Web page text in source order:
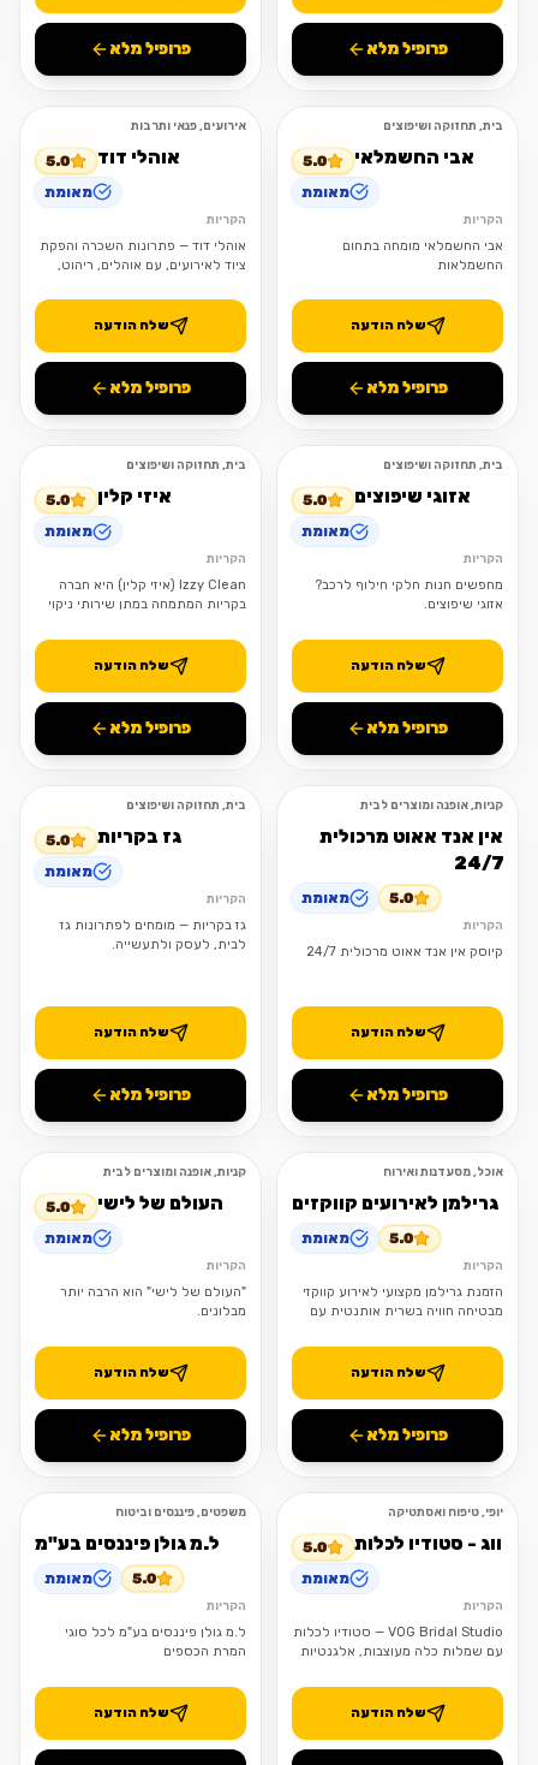
פרופיל מלא פרופיל מלא
בית, תחזוקה ושיפוצים
אבי החשמלאי
5.0
מאומת
הקריות
אבי החשמלאי מומחה בתחום
החשמלאות
שלח הודעה
פרופיל מלא
אירועים, פנאי ותרבות
אוהלי דוד
5.0
מאומת
הקריות
אוהלי דוד — פתרונות השכרה והפקת
ציוד לאירועים, עם אוהלים, ריהוט,
שלח הודעה
פרופיל מלא
בית, תחזוקה ושיפוצים
אזוגי שיפוצים
5.0
מאומת
הקריות
מחפשים חנות חלקי חילוף לרכב?
אזוגי שיפוצים.
שלח הודעה
פרופיל מלא
בית, תחזוקה ושיפוצים
איזי קלין
5.0
מאומת
הקריות
Izzy Clean (איזי קלין) היא חברה
בקריות המתמחה במתן שירותי ניקוי
ספות, מזרונים, שטיחים וריפודי רכב
שלח הודעה
פרופיל מלא
קניות, אופנה ומוצרים לבית
אין אנד אאוט מרכולית
24/7
5.0 מאומת
הקריות
קיוסק אין אנד אאוט מרכולית 24/7
שלח הודעה
פרופיל מלא
בית, תחזוקה ושיפוצים
גז בקריות
5.0
מאומת
הקריות
גז בקריות — מומחים לפתרונות גז
לבית, לעסק ולתעשייה.
שלח הודעה
פרופיל מלא
אוכל, מסעדנות ואירוח
גרילמן לאירועים קווקזים
5.0 מאומת
הקריות
הזמנת גרילמן מקצועי לאירוע קווקזי
מבטיחה חוויה בשרית אותנטית עם
שלח הודעה
פרופיל מלא
קניות, אופנה ומוצרים לבית
העולם של לישי
5.0
מאומת
הקריות
"העולם של לישי" הוא הרבה יותר
מבלונים.
שלח הודעה
פרופיל מלא
יופי, טיפוח ואסתטיקה
ווג - סטודיו לכלות
5.0
מאומת
הקריות
VOG Bridal Studio — סטודיו לכלות
עם שמלות כלה מעוצבות, אלגנטיות
שלח הודעה
משפטים, פיננסים וביטוח
ל.מ גולן פיננסים בע"מ
5.0 מאומת
הקריות
ל.מ גולן פיננסים בע"מ לכל סוגי
המרת הכספים
שלח הודעה